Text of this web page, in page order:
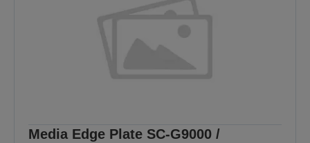
Media Edge Plate SC-G9000 /